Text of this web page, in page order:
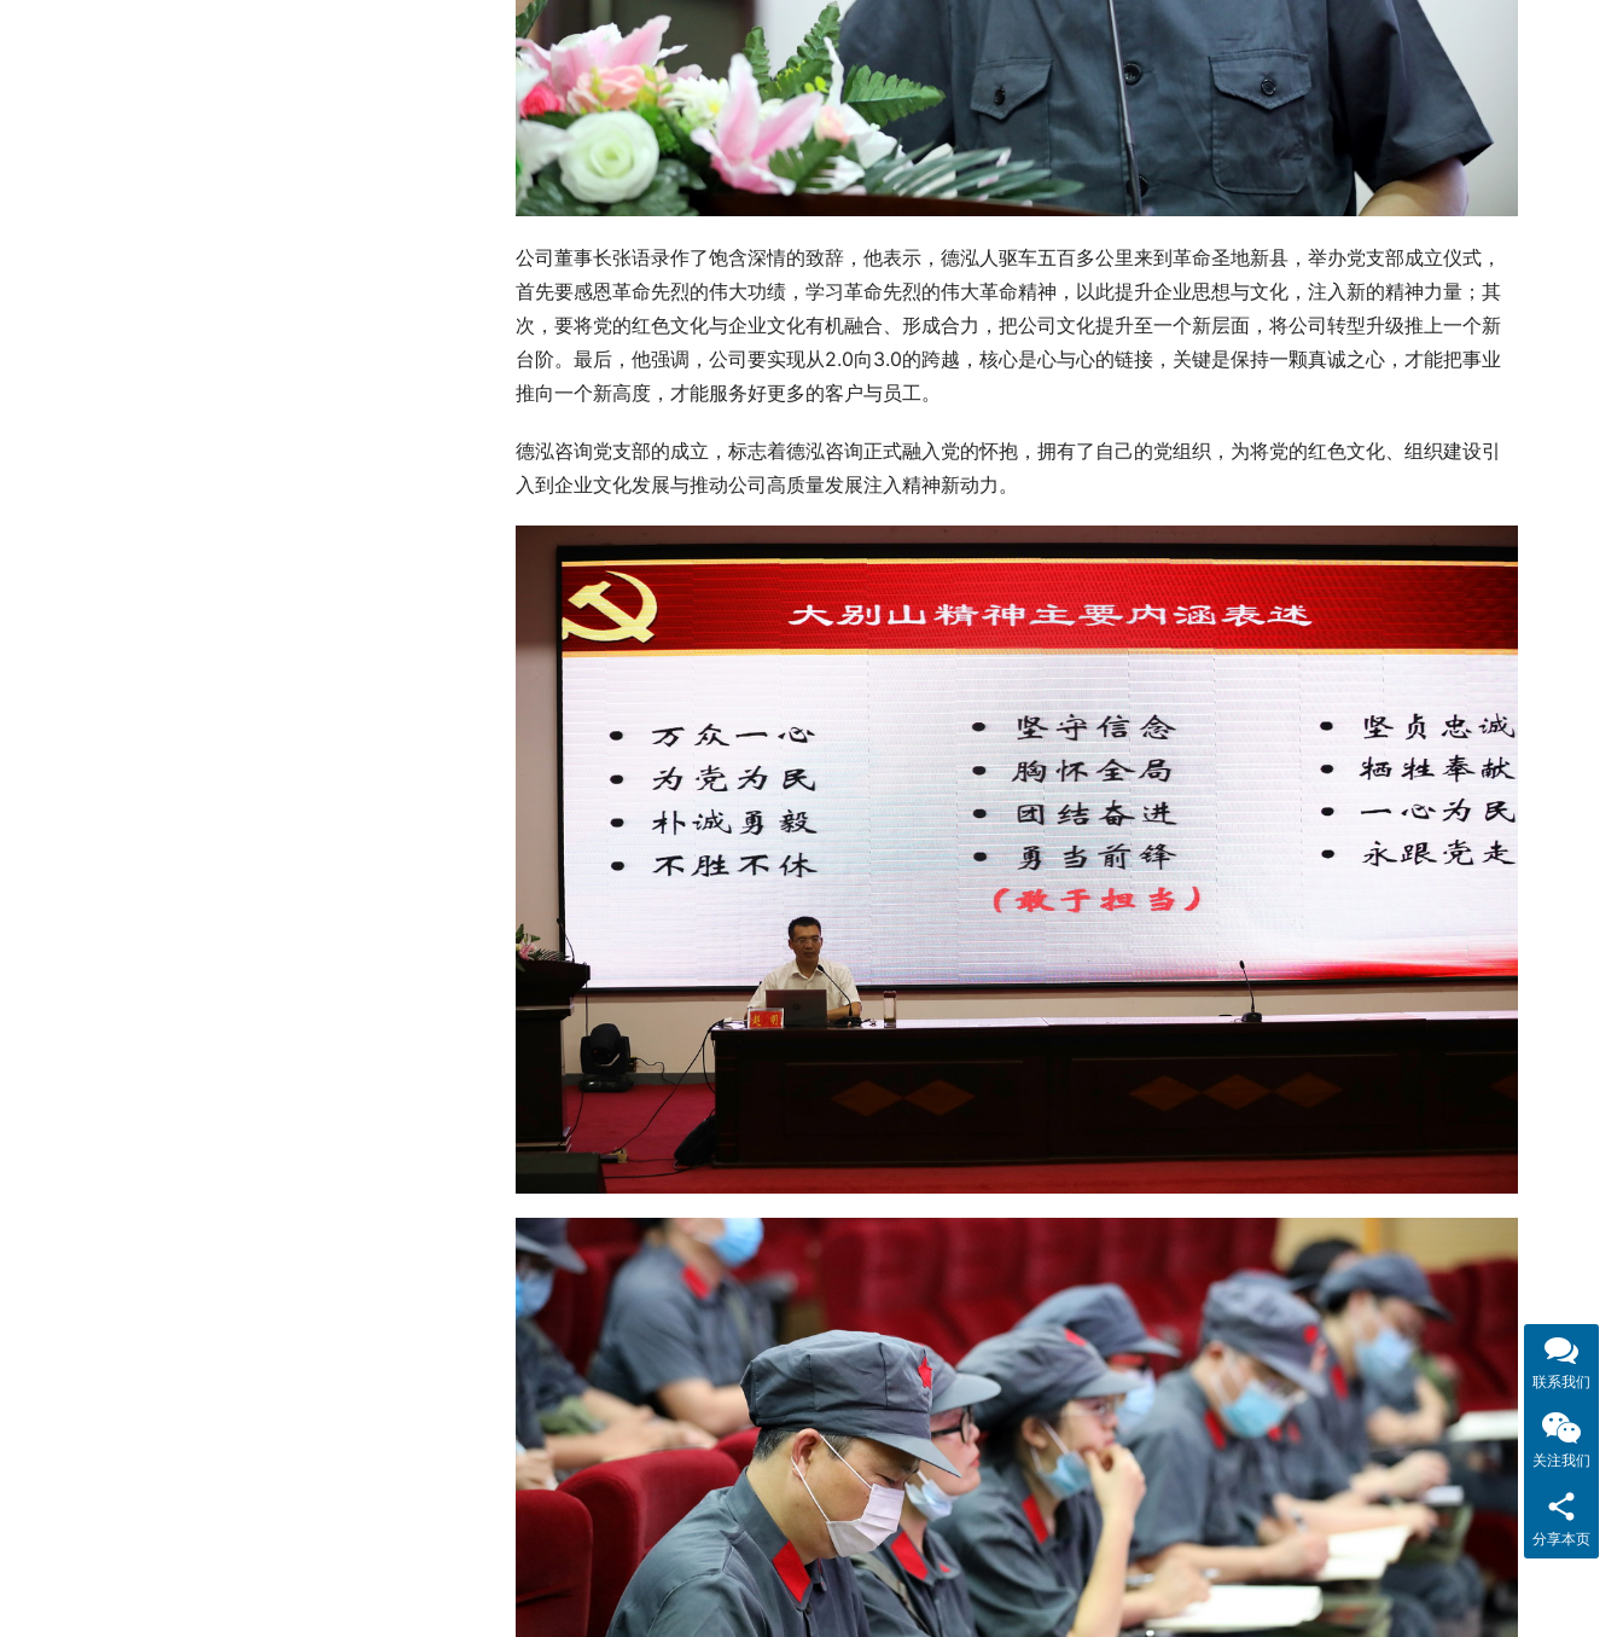
公司董事长张语录作了饱含深情的致辞，他表示，德泓人驱车五百多公里来到革命圣地新县，举办党支部成立仪式，
首先要感恩革命先烈的伟大功绩，学习革命先烈的伟大革命精神，以此提升企业思想与文化，注入新的精神力量；其
次，要将党的红色文化与企业文化有机融合、形成合力，把公司文化提升至一个新层面，将公司转型升级推上一个新
台阶。最后，他强调，公司要实现从2.0向3.0的跨越，核心是心与心的链接，关键是保持一颗真诚之心，才能把事业
推向一个新高度，才能服务好更多的客户与员工。
德泓咨询党支部的成立，标志着德泓咨询正式融入党的怀抱，拥有了自己的党组织，为将党的红色文化、组织建设引
入到企业文化发展与推动公司高质量发展注入精神新动力。
联系我们
关注我们
分享本页